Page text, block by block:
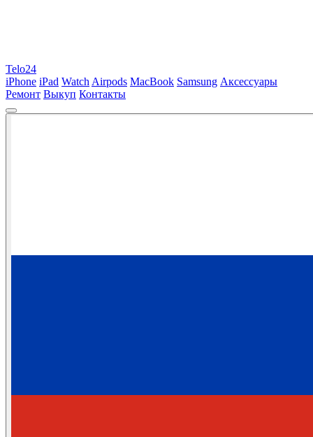
Telo24
iPhone iPad Watch Airpods MacBook Samsung Аксессуары
Ремонт Выкуп Контакты